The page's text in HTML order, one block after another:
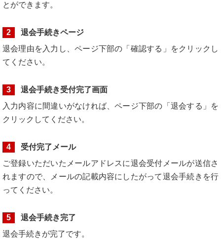
とができます。
2
退会手続きページ
退会理由を入力し、ページ下部の「確認する」をクリックし
てください。
3
退会手続き受付完了画面
入力内容に間違いがなければ、ページ下部の「退会する」を
クリックしてください。
4
受付完了メール
ご登録いただいたメールアドレスに退会受付メールが送信さ
れますので、メールの記載内容にしたがって退会手続きを行
ってください。
5
退会手続き完了
退会手続きが完了です。